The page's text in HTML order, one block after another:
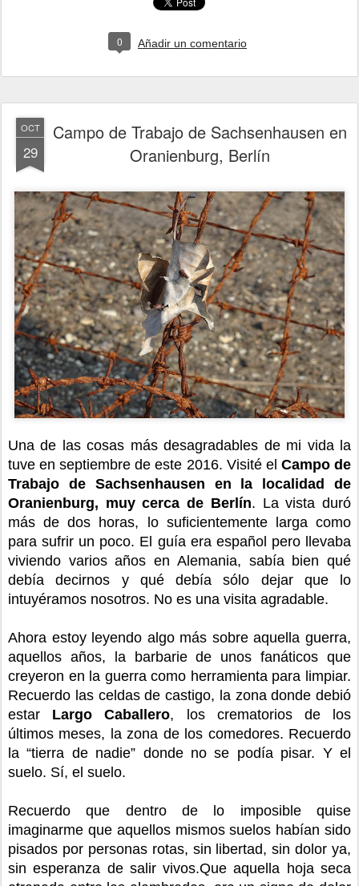
0 Añadir un comentario
OCT
29
Campo de Trabajo de Sachsenhausen en
Oranienburg, Berlín
Una de las cosas más desagradables de mi vida la
tuve en septiembre de este 2016. Visité el Campo de
Trabajo de Sachsenhausen en la localidad de
Oranienburg, muy cerca de Berlín. La vista duró
más de dos horas, lo suficientemente larga como
para sufrir un poco. El guía era español pero llevaba
viviendo varios años en Alemania, sabía bien qué
debía decirnos y qué debía sólo dejar que lo
intuyéramos nosotros. No es una visita agradable.
Ahora estoy leyendo algo más sobre aquella guerra,
aquellos años, la barbarie de unos fanáticos que
creyeron en la guerra como herramienta para limpiar.
Recuerdo las celdas de castigo, la zona donde debió
estar Largo Caballero, los crematorios de los
últimos meses, la zona de los comedores. Recuerdo
la “tierra de nadie” donde no se podía pisar. Y el
suelo. Sí, el suelo.
Recuerdo que dentro de lo imposible quise
imaginarme que aquellos mismos suelos habían sido
pisados por personas rotas, sin libertad, sin dolor ya,
sin esperanza de salir vivos.Que aquella hoja seca